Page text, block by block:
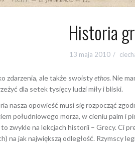
Historia
13 maja 2010
zdarzenia, ale także swoistyethos. Nie
dla setek tysięcy ludzi miły i bliski.
nasza opowieść musi się rozpocząć
południowego morza, w cieniu palm i
zwykle na lekcjach historii – Grecy. Ci
na jak największą odległość. Rzymscy